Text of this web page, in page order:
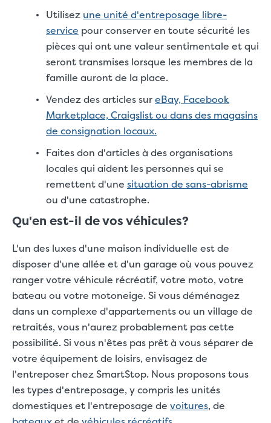
Utilisez une unité d'entreposage libre-
service pour conserver en toute sécurité les
pièces qui ont une valeur sentimentale et qui
seront transmises lorsque les membres de la
famille auront de la place.
Vendez des articles sureBay, Facebook
Marketplace, Craigslist ou dans des magasins
de consignation locaux.
Faites don d'articles à des organisations
locales qui aident les personnes qui se
remettent d'une situation de sans-abrisme
ou d'une catastrophe.
Qu'en est-il de vos véhicules?
L'un des luxes d'une maison individuelle est de
disposer d'une allée et d'un garage où vous pouvez
ranger votre véhicule récréatif, votre moto, votre
bateau ou votre motoneige. Si vous déménagez
dans un complexe d'appartements ou un village de
retraités, vous n'aurez probablement pas cette
possibilité. Si vous n'êtes pas prêt à vous séparer de
votre équipement de loisirs, envisagez de
l'entreposer chez SmartStop. Nous proposons tous
les types d'entreposage, y compris les unités
domestiques et l'entreposage de voitures, de